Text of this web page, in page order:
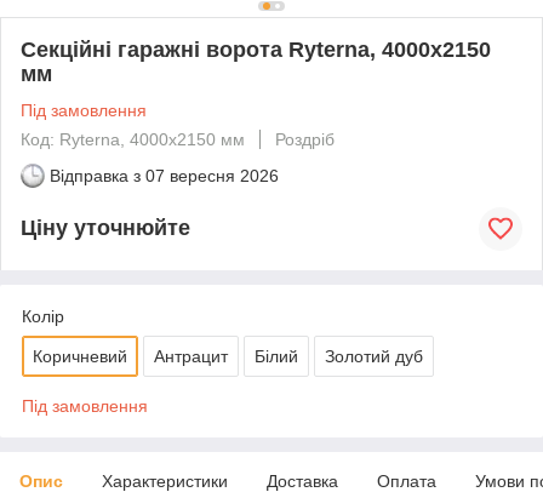
Секційні гаражні ворота Ryterna, 4000х2150
мм
Під замовлення
Код: Ryterna, 4000х2150 мм
Роздріб
Відправка з 07 вересня 2026
Ціну уточнюйте
Колір
Коричневий Антрацит Білий Золотий дуб
Під замовлення
Опис Характеристики Доставка Оплата Умови